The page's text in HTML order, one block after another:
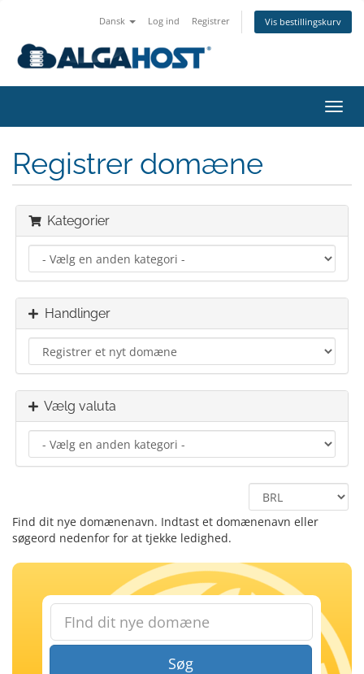
Dansk Log ind Registrer Vis bestillingskurv
Skift
Registrer domæne
Kategorier
Handlinger
Vælg valuta
Find dit nye domænenavn. Indtast et domænenavn eller
søgeord nedenfor for at tjekke ledighed.
Søg